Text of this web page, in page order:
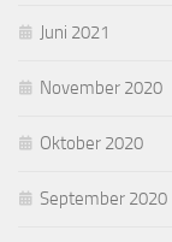
Juni 2021
November 2020
Oktober 2020
September 2020